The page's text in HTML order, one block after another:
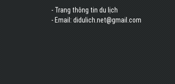
- Trang thông tin du lịch
- Email: didulich.net@gmail.com